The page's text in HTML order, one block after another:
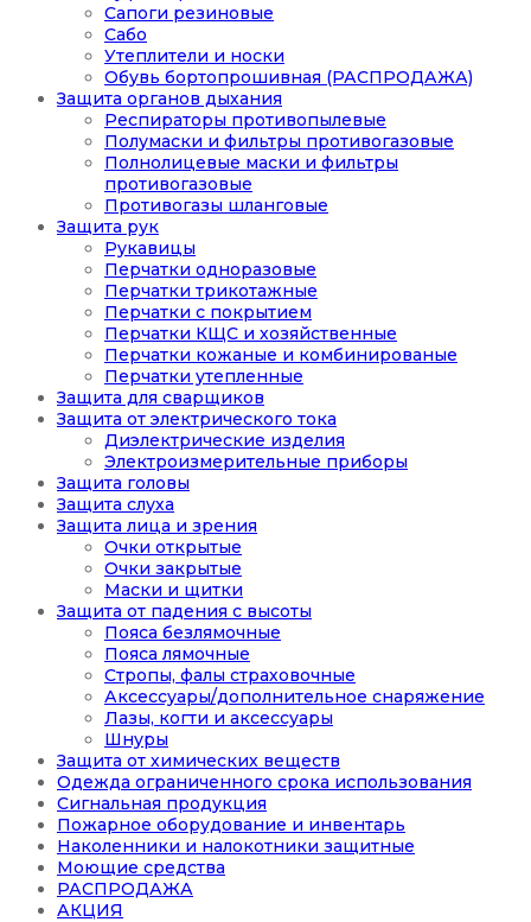
Сапоги резиновые
Сабо
Утеплители и носки
Обувь бортопрошивная (РАСПРОДАЖА)
Защита органов дыхания
Респираторы противопылевые
Полумаски и фильтры противогазовые
Полнолицевые маски и фильтры
противогазовые
Противогазы шланговые
Защита рук
Рукавицы
Перчатки одноразовые
Перчатки трикотажные
Перчатки с покрытием
Перчатки КЩС и хозяйственные
Перчатки кожаные и комбинированые
Перчатки утепленные
Защита для сварщиков
Защита от электрического тока
Диэлектрические изделия
Электроизмерительные приборы
Защита головы
Защита слуха
Защита лица и зрения
Очки открытые
Очки закрытые
Маски и щитки
Защита от падения с высоты
Пояса безлямочные
Пояса лямочные
Стропы, фалы страховочные
Аксессуары/дополнительное снаряжение
Лазы, когти и аксессуары
Шнуры
Защита от химических веществ
Одежда ограниченного срока использования
Сигнальная продукция
Пожарное оборудование и инвентарь
Наколенники и налокотники защитные
Моющие средства
РАСПРОДАЖА
АКЦИЯ